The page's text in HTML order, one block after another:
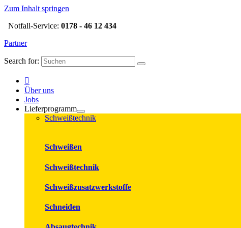
Zum Inhalt springen
Notfall-Service: 0178 - 46 12 434
Partner
Search for:
Über uns
Jobs
Lieferprogramm
Schweißtechnik
Schweißen
Schweißtechnik
Schweißzusatzwerkstoffe
Schneiden